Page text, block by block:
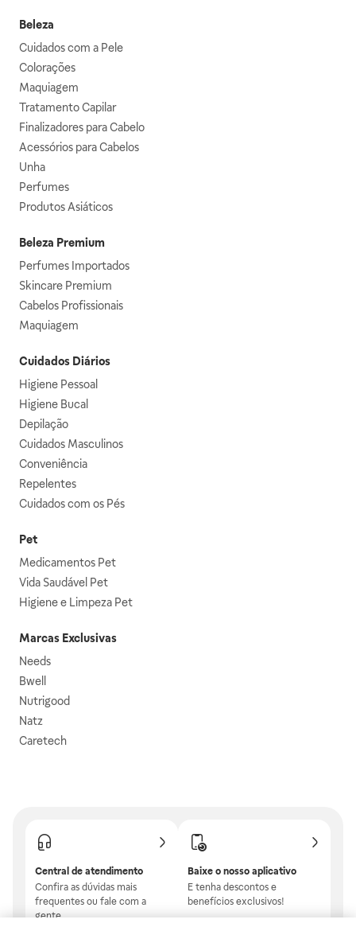
Beleza
Cuidados com a Pele
Colorações
Maquiagem
Tratamento Capilar
Finalizadores para Cabelo
Acessórios para Cabelos
Unha
Perfumes
Produtos Asiáticos
Beleza Premium
Perfumes Importados
Skincare Premium
Cabelos Profissionais
Maquiagem
Cuidados Diários
Higiene Pessoal
Higiene Bucal
Depilação
Cuidados Masculinos
Conveniência
Repelentes
Cuidados com os Pés
Pet
Medicamentos Pet
Vida Saudável Pet
Higiene e Limpeza Pet
Marcas Exclusivas
Needs
Bwell
Nutrigood
Natz
Caretech
Central de atendimento
Confira as dúvidas mais
frequentes ou fale com a
gente.
Baixe o nosso aplicativo
E tenha descontos e
benefícios exclusivos!